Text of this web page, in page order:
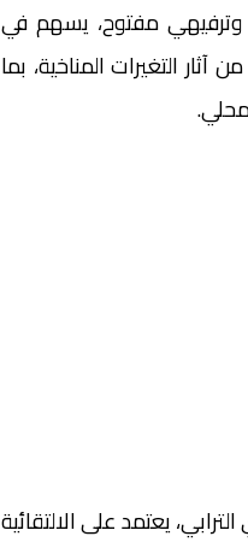
وترفيهي مفتوح، يسهم في
التغيرات المناخية، بما
يعتمد على الالتقائية